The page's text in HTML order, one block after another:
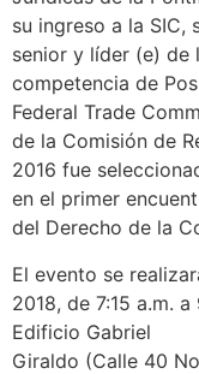
su ingreso a la SIC,
senior y líder (e) de
competencia de
Federal Trade
de la Comisión de
2016 fue
en el primer
del Derecho de la
El evento se
2018, de 7:15 a.m.
Edificio Gabriel
Giraldo (Calle 40